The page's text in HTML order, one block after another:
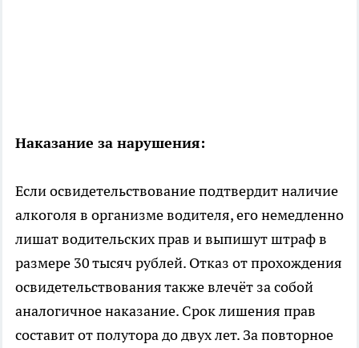
Наказание за нарушения:
Если освидетельствование подтвердит наличие
алкоголя в организме водителя, его немедленно
лишат водительских прав и выпишут штраф в
размере 30 тысяч рублей. Отказ от прохождения
освидетельствования также влечёт за собой
аналогичное наказание. Срок лишения прав
составит от полутора до двух лет. За повторное